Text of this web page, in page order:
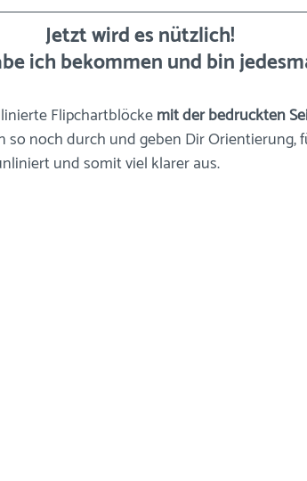
Jetzt wird es nützlich!
ich bekommen und bin
Flipchartblöcke mit der bedruckten
so noch durch und geben Dir Orientierung,
und somit viel klarer aus.